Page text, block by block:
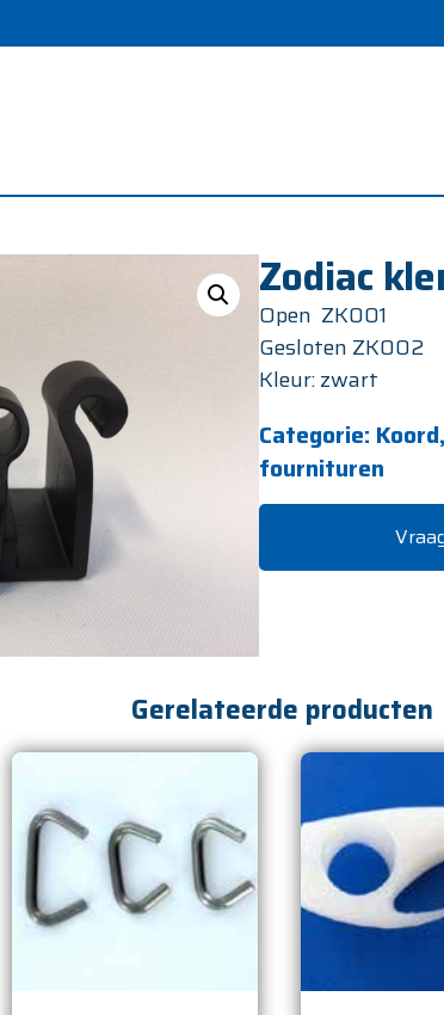
Zodiac
Open ZK001
Gesloten ZK002
Kleur: zwart
Categorie:
fournituren
Gerelateerde producten